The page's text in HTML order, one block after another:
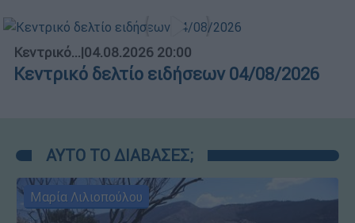
Κεντρικό...|04.08.2026 20:00
Κεντρικό δελτίο ειδήσεων 04/08/2026
ΑΥΤΟ ΤΟ ΔΙΑΒΑΣΕΣ;
Μαρία Λιλιοπούλου